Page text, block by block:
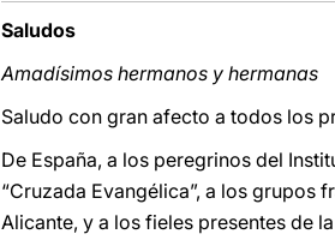
Saludos
Amadísimos hermanos y hermanas
Saludo con gran afecto a todos los
De España, a los peregrinos del
“Cruzada Evangélica”, a los grupos
Alicante, y a los fieles presentes de